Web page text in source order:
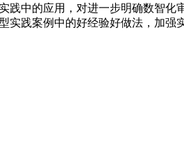
践中的应用，对进一步明确数智
践案例中的好经验好做法，加